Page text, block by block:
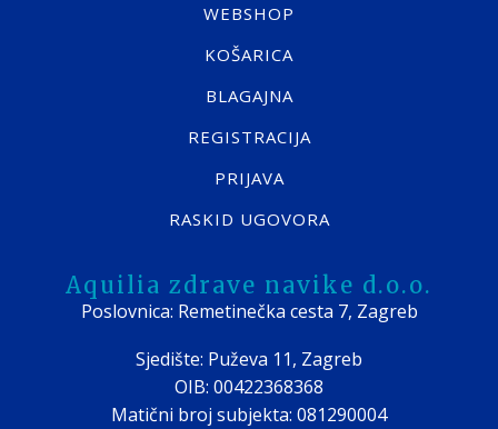
WEBSHOP
KOŠARICA
BLAGAJNA
REGISTRACIJA
PRIJAVA
RASKID UGOVORA
Aquilia zdrave navike d.o.o.
Poslovnica: Remetinečka cesta 7, Zagreb
Sjedište: Puževa 11, Zagreb
OIB: 00422368368
Matični broj subjekta: 081290004